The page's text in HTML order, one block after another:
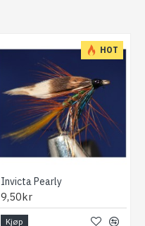
HOT
Invicta Pearly
9,50kr
Kjøp